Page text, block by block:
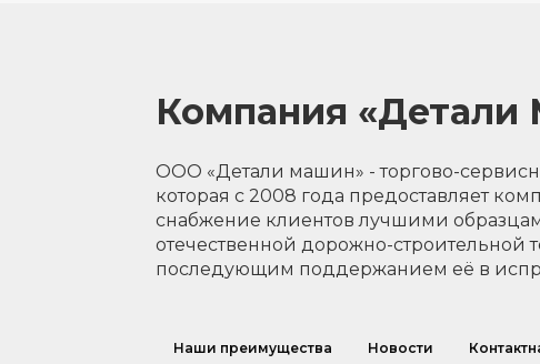
Компания
ООО «Детали машин» - торгово-
которая с 2008 года предоставляет
снабжение клиентов лучшими
отечественной дорожно-строительной
последующим поддержанием её в
Наши преимущества Новости